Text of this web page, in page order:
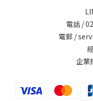
電話 /
電郵 /
企業